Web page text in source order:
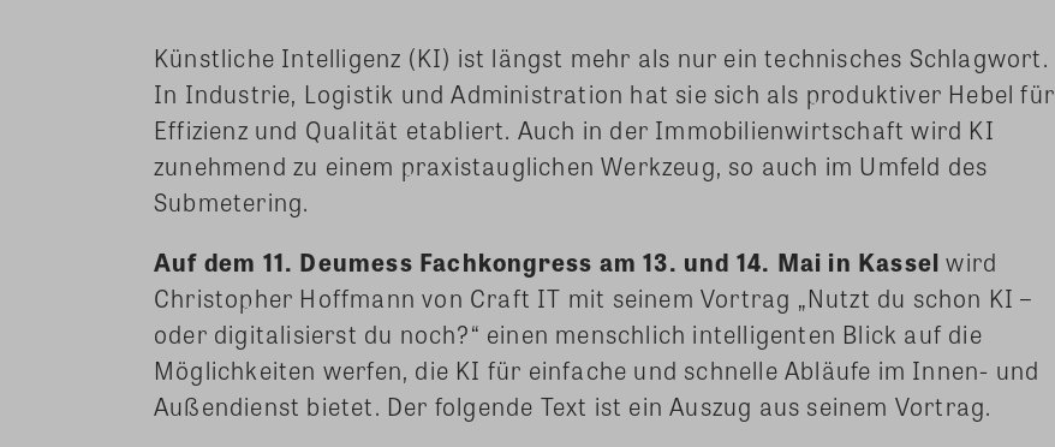
Künstliche Intelligenz (KI) ist längst mehr als nur ein technisches Schlagwort.
In Industrie, Logistik und Administration hat sie sich als produktiver Hebel für
Effizienz und Qualität etabliert. Auch in der Immobilienwirtschaft wird KI
zunehmend zu einem praxistauglichen Werkzeug, so auch im Umfeld des
Submetering.
Auf dem 11. Deumess Fachkongress am 13. und 14. Mai in Kassel wird
Christopher Hoffmann von Craft IT mit seinem Vortrag „Nutzt du schon KI –
oder digitalisierst du noch?“ einen menschlich intelligenten Blick auf die
Möglichkeiten werfen, die KI für einfache und schnelle Abläufe im Innen- und
Außendienst bietet. Der folgende Text ist ein Auszug aus seinem Vortrag.